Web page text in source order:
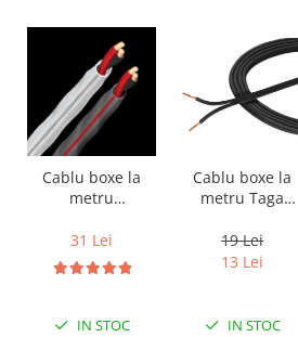
Cablu boxe la
metru
DB 16/2,
conductor cupru
LGC
31 Lei
IN STOC
Cablu boxe la
metru Taga
14B, 2 x 2mm
19 Lei
13 Lei
IN STOC